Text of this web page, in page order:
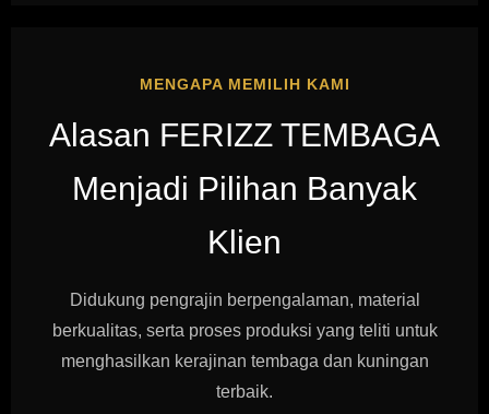
MENGAPA MEMILIH KAMI
Alasan FERIZZ TEMBAGA
Menjadi Pilihan Banyak
Klien
Didukung pengrajin berpengalaman, material
berkualitas, serta proses produksi yang teliti untuk
menghasilkan kerajinan tembaga dan kuningan
terbaik.